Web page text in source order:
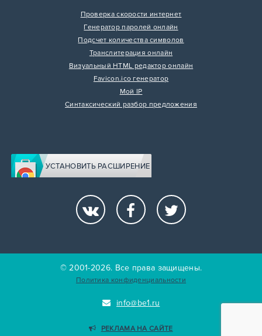
Проверка скорости интернет
Генератор паролей онлайн
Подсчет количества символов
Транслитерация онлайн
Визуальный HTML редактор онлайн
Favicon.ico генератор
Мой IP
Синтаксический разбор предложения
УСТАНОВИТЬ РАСШИРЕНИЕ
© 2001-2026. Все права защищены.
Политика конфиденциальности
info@be1.ru
РЕКЛАМА НА САЙТЕ